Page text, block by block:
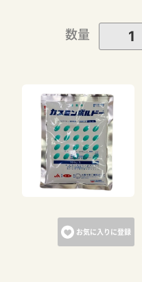
数量
お気に入りに登録